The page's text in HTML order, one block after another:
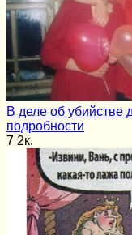
В деле об убийстве
подробности
7 2к.